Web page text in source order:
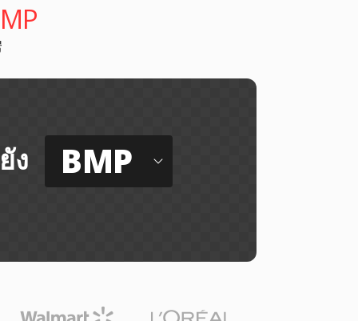
ง BMP